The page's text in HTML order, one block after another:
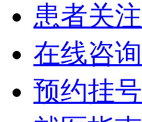
患者关注
在线咨询
预约挂号